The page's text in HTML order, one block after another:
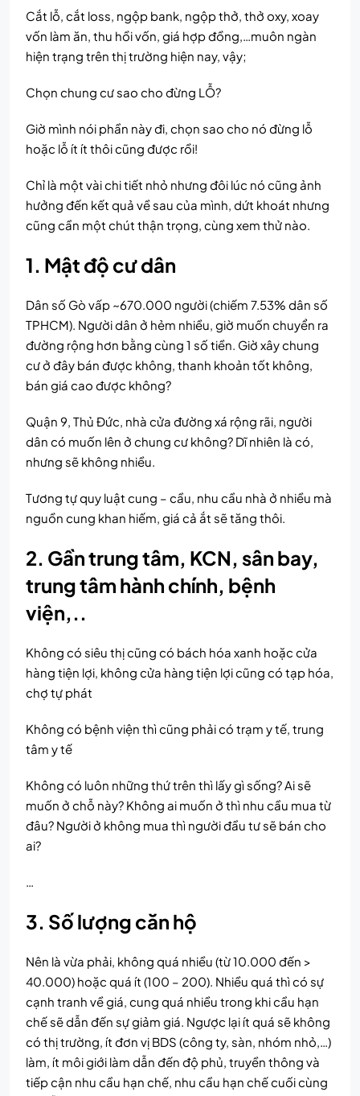
Cắt lỗ, cắt loss, ngộp bank, ngộp thở, thở oxy, xoay
vốn làm ăn, thu hồi vốn, giá hợp đồng,…muôn ngàn
hiện trạng trên thị trường hiện nay, vậy;
Chọn chung cư sao cho đừng LỖ?
Giờ mình nói phần này đi, chọn sao cho nó đừng lỗ
hoặc lỗ ít ít thôi cũng được rồi!
Chỉ là một vài chi tiết nhỏ nhưng đôi lúc nó cũng ảnh
hưởng đến kết quả về sau của mình, dứt khoát nhưng
cũng cần một chút thận trọng, cùng xem thử nào.
1. Mật độ cư dân
Dân số Gò vấp ~670.000 người (chiếm 7.53% dân số
TPHCM). Người dân ở hẻm nhiều, giờ muốn chuyển ra
đường rộng hơn bằng cùng 1 số tiền. Giờ xây chung
cư ở đây bán được không, thanh khoản tốt không,
bán giá cao được không?
Quận 9, Thủ Đức, nhà cửa đường xá rộng rãi, người
dân có muốn lên ở chung cư không? Dĩ nhiên là có,
nhưng sẽ không nhiều.
Tương tự quy luật cung – cầu, nhu cầu nhà ở nhiều mà
nguồn cung khan hiếm, giá cả ắt sẽ tăng thôi.
2. Gần trung tâm, KCN, sân bay,
trung tâm hành chính, bệnh
viện,..
Không có siêu thị cũng có bách hóa xanh hoặc cửa
hàng tiện lợi, không cửa hàng tiện lợi cũng có tạp hóa,
chợ tự phát
Không có bệnh viện thì cũng phải có trạm y tế, trung
tâm y tế
Không có luôn những thứ trên thì lấy gì sống? Ai sẽ
muốn ở chỗ này? Không ai muốn ở thì nhu cầu mua từ
đâu? Người ở không mua thì người đầu tư sẽ bán cho
ai?
…
3. Số lượng căn hộ
Nên là vừa phải, không quá nhiều (từ 10.000 đến >
40.000) hoặc quá ít (100 – 200). Nhiều quá thì có sự
cạnh tranh về giá, cung quá nhiều trong khi cầu hạn
chế sẽ dẫn đến sự giảm giá. Ngược lại ít quá sẽ không
có thị trường, ít đơn vị BDS (công ty, sàn, nhóm nhỏ,…)
làm, ít môi giới làm dẫn đến độ phủ, truyền thông và
tiếp cận nhu cầu hạn chế, nhu cầu hạn chế cuối cùng